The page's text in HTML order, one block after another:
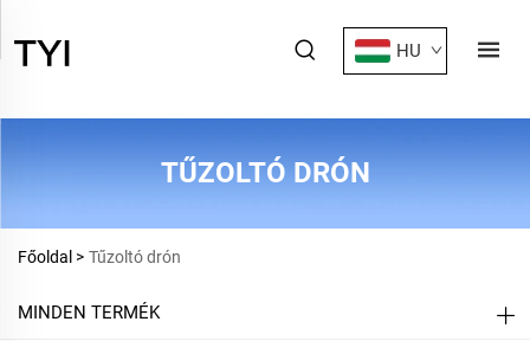
HU
TŰZOLTÓ DRÓN
Főoldal > Tűzoltó drón
MINDEN TERMÉK